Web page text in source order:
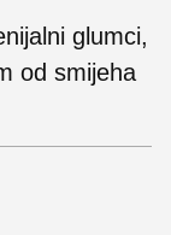
glumci,
od smijeha